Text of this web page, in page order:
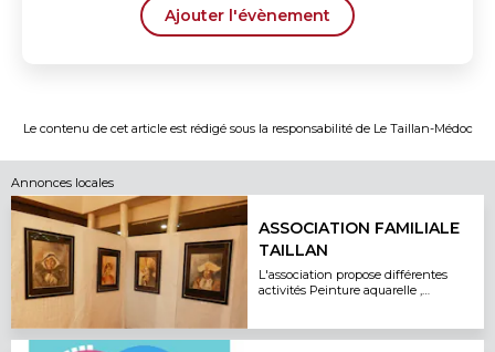
Ajouter l'évènement
Le contenu de cet article est rédigé sous la responsabilité de Le Taillan-Médoc
Annonces locales
ASSOCIATION FAMILIALE
TAILLAN
L'association propose différentes
activités Peinture aquarelle ,
greniers vide dressings